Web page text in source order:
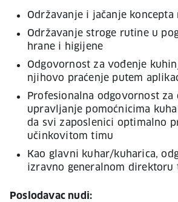
Održavanje i jačanje
Održavanje stroge rutine u
hrane i higijene
Odgovornost za vođenje
njihovo praćenje putem
Profesionalna odgovornost za
upravljanje pomoćnicima
da svi zaposlenici optimalno
učinkovitom timu
Kao glavni kuhar/kuharica,
izravno generalnom direktoru
Poslodavac nudi: